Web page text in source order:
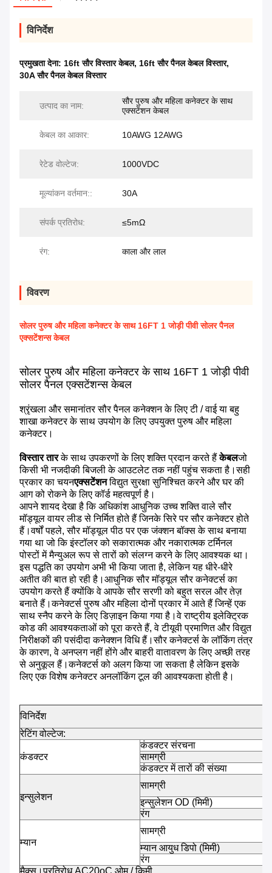
विनिर्देश
प्रमुखता देना: 16ft सौर विस्तार केबल, 16ft सौर पैनल केबल विस्तार,
30A सौर पैनल केबल विस्तार
उत्पाद का नाम:
सौर पुरुष और महिला कनेक्टर के साथ
एक्सटेंशन केबल
केबल का आकार: 10AWG 12AWG
रेटेड वोल्टेज: 1000VDC
मूल्यांकन वर्तमान:: 30A
संपर्क प्रतिरोध: ≤5mΩ
रंग: काला और लाल
विवरण
सोलर पुरुष और महिला कनेक्टर के साथ 16FT 1 जोड़ी पीवी सोलर पैनल
एक्सटेंशन्स केबल
सोलर पुरुष और महिला कनेक्टर के साथ 16FT 1 जोड़ी पीवी
सोलर पैनल एक्सटेंशन्स केबल
श्रृंखला और समानांतर सौर पैनल कनेक्शन के लिए टी / वाई या बहु
शाखा कनेक्टर के साथ उपयोग के लिए उपयुक्त पुरुष और महिला
कनेक्टर।
विस्तार तारके साथ उपकरणों के लिए शक्ति प्रदान करते हैंकेबलजो
किसी भी नजदीकी बिजली के आउटलेट तक नहीं पहुंच सकता है।सही
प्रकार का चयनएक्सटेंशनविद्युत सुरक्षा सुनिश्चित करने और घर की
आग को रोकने के लिए कॉर्ड महत्वपूर्ण है।
आपने शायद देखा है कि अधिकांश आधुनिक उच्च शक्ति वाले सौर
मॉड्यूल वायर लीड से निर्मित होते हैं जिनके सिरे पर सौर कनेक्टर होते
हैं।वर्षों पहले, सौर मॉड्यूल पीठ पर एक जंक्शन बॉक्स के साथ बनाया
गया था जो कि इंस्टॉलर को सकारात्मक और नकारात्मक टर्मिनल
पोस्टों में मैन्युअल रूप से तारों को संलग्न करने के लिए आवश्यक था।
इस पद्धति का उपयोग अभी भी किया जाता है, लेकिन यह धीरे-धीरे
अतीत की बात हो रही है।आधुनिक सौर मॉड्यूल सौर कनेक्टर्स का
उपयोग करते हैं क्योंकि वे आपके सौर सरणी को बहुत सरल और तेज़
बनाते हैं।कनेक्टर्स पुरुष और महिला दोनों प्रकार में आते हैं जिन्हें एक
साथ स्नैप करने के लिए डिज़ाइन किया गया है।वे राष्ट्रीय इलेक्ट्रिक
कोड की आवश्यकताओं को पूरा करते हैं, वे टीयूवी प्रमाणित और विद्युत
निरीक्षकों की पसंदीदा कनेक्शन विधि हैं।सौर कनेक्टर्स के लॉकिंग तंत्र
के कारण, वे अनप्लग नहीं होंगे और बाहरी वातावरण के लिए अच्छी तरह
से अनुकूल हैं।कनेक्टर्स को अलग किया जा सकता है लेकिन इसके
लिए एक विशेष कनेक्टर अनलॉकिंग टूल की आवश्यकता होती है।
विनिर्देश
रेटिंग वोल्टेज:
कंडक्टर
कंडक्टर संरचना
सामग्री
कंडक्टर में तारों की संख्या
इन्सुलेशन
सामग्री
इन्सुलेशन OD (मिमी)
रंग
म्यान
सामग्री
म्यान आयुध डिपो (मिमी)
रंग